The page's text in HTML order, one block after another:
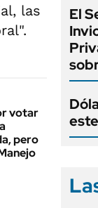
las
votar
pero
El